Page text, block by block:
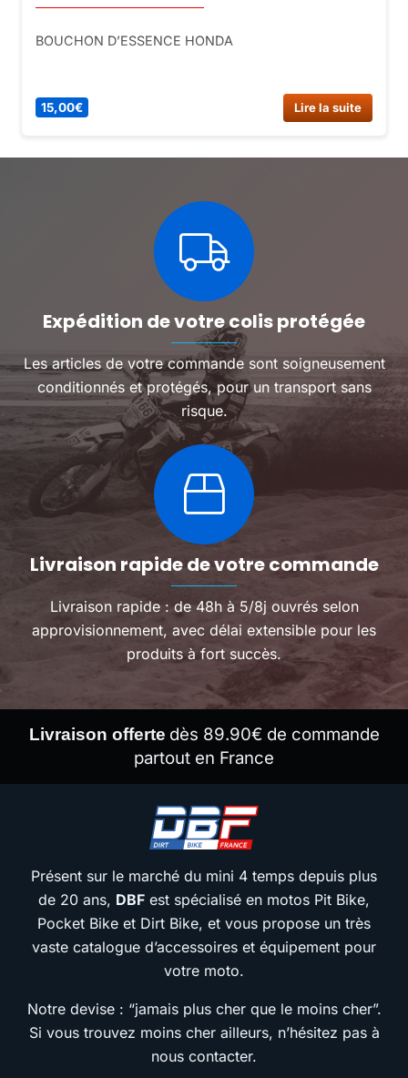
BOUCHON D’ESSENCE HONDA
15,00€ Lire la suite
Expédition de votre colis protégée
Les articles de votre commande sont soigneusement
conditionnés et protégés, pour un transport sans
risque.
Livraison rapide de votre commande
Livraison rapide : de 48h à 5/8j ouvrés selon
approvisionnement, avec délai extensible pour les
produits à fort succès.
Livraison offerte dès 89.90€ de commande
partout en France
Présent sur le marché du mini 4 temps depuis plus
de 20 ans, DBF est spécialisé en motos Pit Bike,
Pocket Bike et Dirt Bike, et vous propose un très
vaste catalogue d’accessoires et équipement pour
votre moto.
Notre devise : “jamais plus cher que le moins cher”.
Si vous trouvez moins cher ailleurs, n’hésitez pas à
nous contacter.